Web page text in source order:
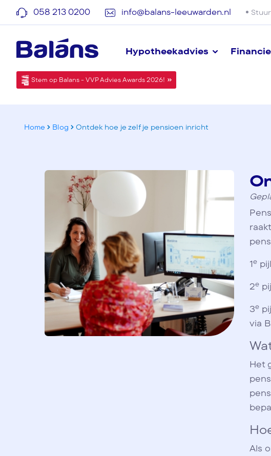
058 213 0200 info@balans-leeuwarden.nl
Hypotheekadvies
Stem op Balans - VVP Advies Awards 2026!
Home Blog Ontdek hoe je zelf je pensioen inricht
1e
2e
3e
via
Het
Als